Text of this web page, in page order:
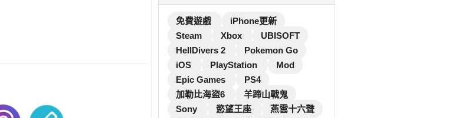
免費遊戲
iPhone更新
Steam
Xbox
UBISOFT
HellDivers 2
Pokemon Go
iOS
PlayStation
Mod
Epic Games
PS4
加勒比海盜6
羊蹄山戰鬼
Sony
慾望王座
燕雲十六聲